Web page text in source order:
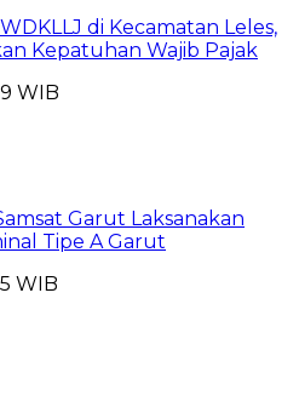
di Kecamatan Leles,
Kepatuhan Wajib Pajak
WIB
Garut Laksanakan
Tipe A Garut
WIB